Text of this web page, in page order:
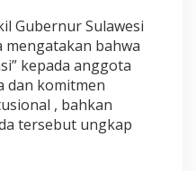
Gubernur Sulawesi
mengatakan bahwa
kepada anggota
dan komitmen
, bahkan
tersebut ungkap